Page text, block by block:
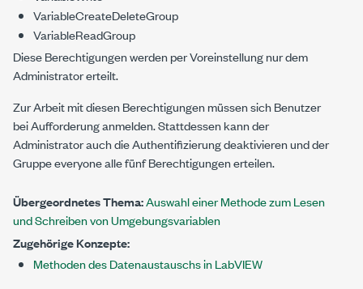
VariableCreateDeleteGroup
VariableReadGroup
Diese Berechtigungen werden per Voreinstellung nur dem
Administrator erteilt.
Zur Arbeit mit diesen Berechtigungen müssen sich Benutzer
bei Aufforderung anmelden. Stattdessen kann der
Administrator auch die Authentifizierung deaktivieren und der
Gruppeeveryonealle fünf Berechtigungen erteilen.
Übergeordnetes Thema:Auswahl einer Methode zum Lesen
und Schreiben von Umgebungsvariablen
Zugehörige Konzepte:
Methoden des Datenaustauschs in LabVIEW